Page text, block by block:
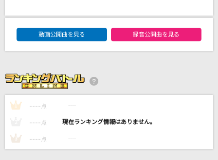
[生音]チェリー
マカロニえんぴつ
スパークル [original ver.]
プリズム
DAM★ともボーカルエントリーランキング
動画公開曲を見る
録音公開曲を見る
1 ---- 点 ----
---- 点 ----
3 ---- 点 ----